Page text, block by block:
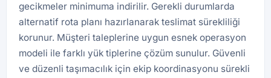
gecikmeler minimuma indirilir. Gerekli durumlarda
alternatif rota planı hazırlanarak teslimat sürekliliği
korunur. Müşteri taleplerine uygun esnek operasyon
modeli ile farklı yük tiplerine çözüm sunulur. Güvenli
ve düzenli taşımacılık için ekip koordinasyonu sürekli